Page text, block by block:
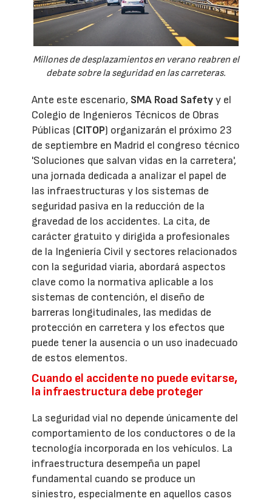
Millones de desplazamientos en verano reabren el
debate sobre la seguridad en las carreteras.
Ante este escenario, SMA Road Safetyy el
Colegio de Ingenieros Técnicos de Obras
Públicas (CITOP) organizarán el próximo 23
de septiembre en Madrid el congreso técnico
'Soluciones que salvan vidas en la carretera',
una jornada dedicada a analizar el papel de
las infraestructuras y los sistemas de
seguridad pasiva en la reducción de la
gravedad de los accidentes. La cita, de
carácter gratuito y dirigida a profesionales
de la Ingeniería Civil y sectores relacionados
con la seguridad viaria, abordará aspectos
clave como la normativa aplicable a los
sistemas de contención, el diseño de
barreras longitudinales, las medidas de
protección en carretera y los efectos que
puede tener la ausencia o un uso inadecuado
de estos elementos.
Cuando el accidente no puede evitarse,
la infraestructura debe proteger
La seguridad vial no depende únicamente del
comportamiento de los conductores o de la
tecnología incorporada en los vehículos. La
infraestructura desempeña un papel
fundamental cuando se produce un
siniestro, especialmente en aquellos casos